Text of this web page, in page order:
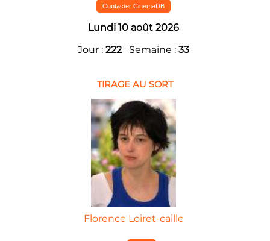
Contacter CinemaDB
Lundi 10 août 2026
Jour : 222Semaine : 33
TIRAGE AU SORT
Florence Loiret-caille